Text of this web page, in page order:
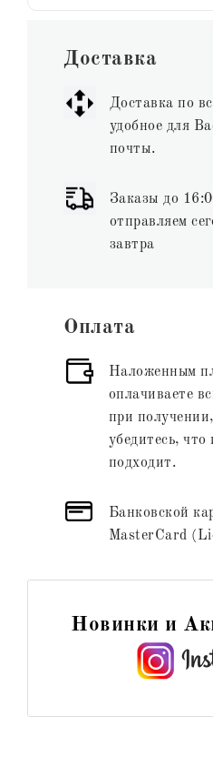
Доставка
Доставка по
удобное для
почты.
Заказы до
отправляем
завтра
Оплата
Наложенным
оплачиваете
при
убедитесь, что
подходит.
Банковской
MasterCard
Новинки и